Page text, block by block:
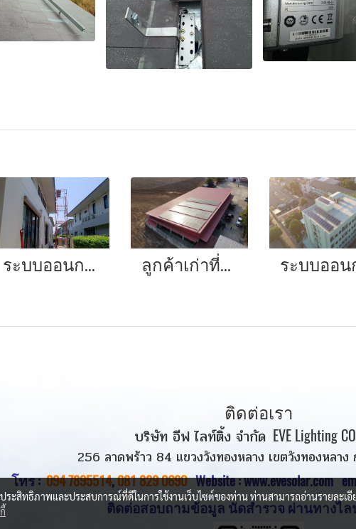
ระบบออนกริด 5 กิโลวัตต์ ลูกค้าเก่าที่ติดตั้งระบบ On Grid สนใจที่จะติดระบบ Hybrid เพิ่มอีกชุด ขนาด 12 กิโลวัตต์ พร้อมแบตเตอรี่ลิเทียมไอออน อีก 2 ชุด ชุดละ 5 กิโลวัตต์
ติดต่อเรา
บริษัท อีฟ ไลท์ติ้ง จำกัด EVE Lighting
256 ลาดพร้าว 84 แขวงวังทองหลาง เขตวังทองหลาง
โทร :094 7895514,081 829 0690Website :www.evesolar.com
ติดต่อสอบถามข้อมูล นัดสำรวจ ผ่านทางไ
ระสิทธิภาพและประสบการณ์ที่ดีในการใช้งานเว็บไซต์ของท่าน ท่านสามารถอ่านรายละเอี